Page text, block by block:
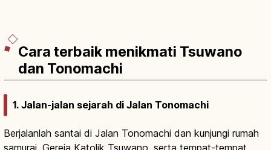
Cara terbaik menikmati Tsuwano
dan Tonomachi
1. Jalan-jalan sejarah di Jalan Tonomachi
Berjalanlah santai di Jalan Tonomachi dan kunjungi rumah